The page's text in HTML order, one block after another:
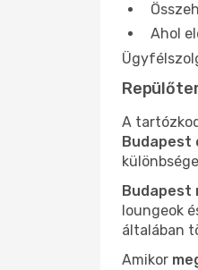
Ahol
A
Budapest
Budapest
loungeok
általában
Amikor